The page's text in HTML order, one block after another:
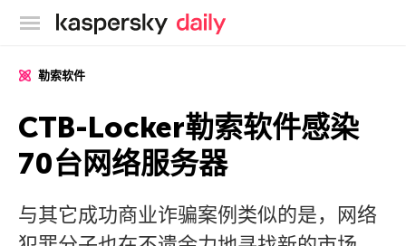
卡巴斯基官方博客
勒索软件
CTB-Locker勒索软件感染
70台网络服务器
与其它成功商业诈骗案例类似的是，网络